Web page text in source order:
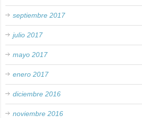
septiembre 2017
julio 2017
mayo 2017
enero 2017
diciembre 2016
noviembre 2016